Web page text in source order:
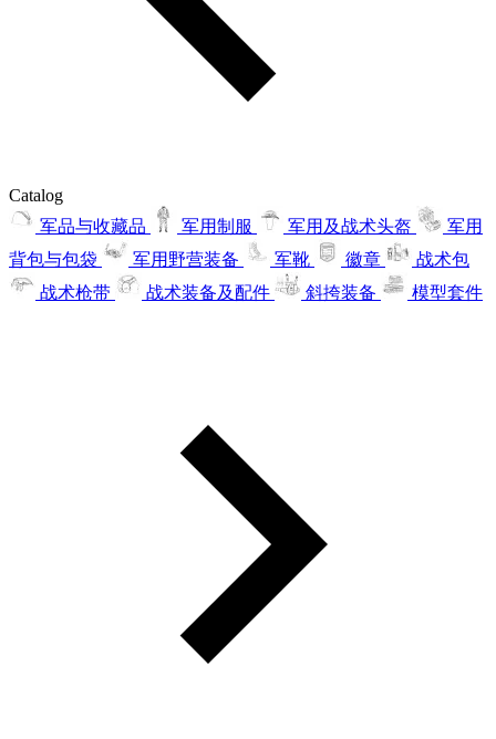
Catalog
军品与收藏品
军用制服 军用及战术头盔
军用
背包与包袋
军用野营装备 军靴 徽章
战术包
战术枪带
战术装备及配件 斜挎装备 模型套件